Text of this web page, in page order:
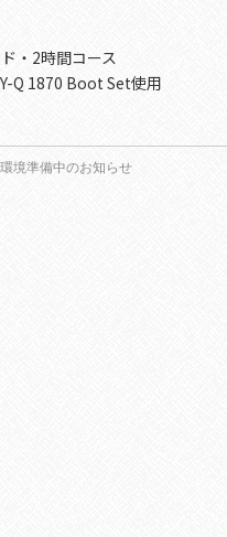
・2時間コース
Q 1870 Boot Set使用
境準備中のお知らせ